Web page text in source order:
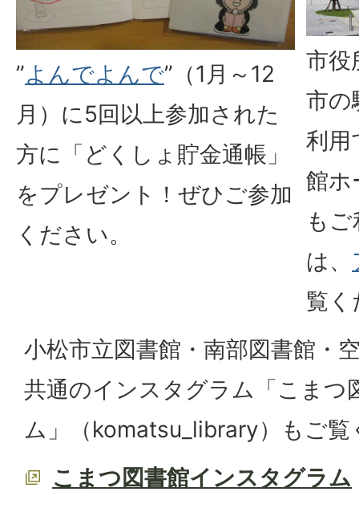
”よんでよんで”（1月～12
月）に5回以上参加された
方に「どくしょ貯金通帳」
をプレゼント！ぜひご参加
ください。
市役
市の
利用
館ホ
も
は、
覧く
小松市立図書館・南部図書館・
共通のインスタグラム「こまつ
ム」（komatsu_library）もご覧
こまつ図書館インスタグラム